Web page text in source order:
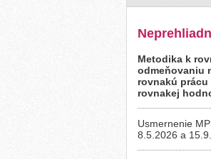
Metodika k
odmeňovaniu
rovnakú prácu
rovnakej
Usmernenie
8.5.2026 a